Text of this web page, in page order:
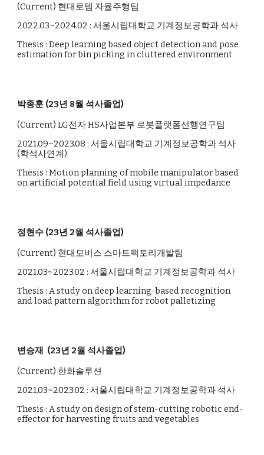
(Current) 현대로템 자율주행팀
2022.03~2024.02 : 서울시립대학교 기계정보공학과 석사
Thesis :Deep learning based object detection and pose
estimation for bin picking in cluttered environment
박종훈 (23년 8월 석사졸업)
(Current)LG전자 HS사업본부 로봇플랫폼선행연구팀
2021.09~2023.08 : 서울시립대학교 기계정보공학과 석사
(학석사연계)
Thesis : Motionplanning of mobile manipulator based
on artificial potential field using virtual impedance
정현수 (23년 2월 석사졸업)
(Current) 현대모비스 스마트팩토리개발팀
2021.03~2023.02 : 서울시립대학교 기계정보공학과 석사
Thesis : A study on deep learning-based recognition
and load pattern algorithm for robot palletizing
변승재 (23년 2월 석사졸업)
(Current) 한화솔루션
2021.03~2023.02 : 서울시립대학교 기계정보공학과 석사
Thesis :A study on design of stem-cutting robotic end-
effector for harvesting fruits and vegetables